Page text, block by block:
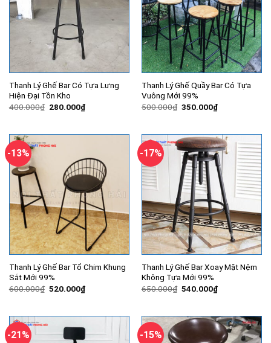
Thanh Lý Ghế Bar Có Tựa Lưng
Hiện Đại Tồn Kho
400.000₫ Giá
280.000₫Giá
hiện
280.000₫.
Thanh Lý Ghế Quầy Bar Có Tựa
Vuông Mới 99%
500.000₫ Giá
350.000₫Giá
hiện
350.000₫.
-13%
Thanh Lý Ghế Bar Tổ Chim Khung
Sắt Mới 99%
600.000₫ Giá
520.000₫Giá
hiện
520.000₫.
-17%
Thanh Lý Ghế Bar Xoay Mặt Nệm
Không Tựa Mới 99%
650.000₫ Giá
540.000₫Giá
hiện
540.000₫.
-21% -15%